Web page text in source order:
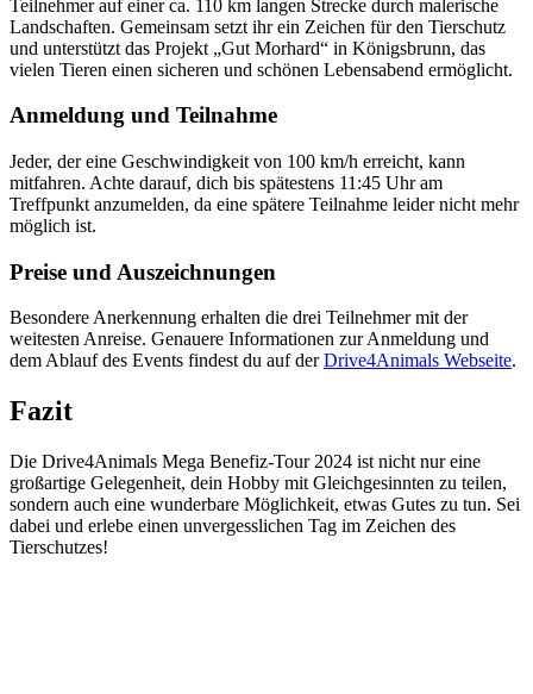
Teilnehmer auf einer ca. 110 km langen Strecke durch malerische
Landschaften. Gemeinsam setzt ihr ein Zeichen für den Tierschutz
und unterstützt das Projekt „Gut Morhard“ in Königsbrunn, das
vielen Tieren einen sicheren und schönen Lebensabend ermöglicht.
Anmeldung und Teilnahme
Jeder, der eine Geschwindigkeit von 100 km/h erreicht, kann
mitfahren. Achte darauf, dich bis spätestens 11:45 Uhr am
Treffpunkt anzumelden, da eine spätere Teilnahme leider nicht mehr
möglich ist.
Preise und Auszeichnungen
Besondere Anerkennung erhalten die drei Teilnehmer mit der
weitesten Anreise. Genauere Informationen zur Anmeldung und
dem Ablauf des Events findest du auf derDrive4Animals Webseite.
Fazit
Die Drive4Animals Mega Benefiz-Tour 2024 ist nicht nur eine
großartige Gelegenheit, dein Hobby mit Gleichgesinnten zu teilen,
sondern auch eine wunderbare Möglichkeit, etwas Gutes zu tun. Sei
dabei und erlebe einen unvergesslichen Tag im Zeichen des
Tierschutzes!